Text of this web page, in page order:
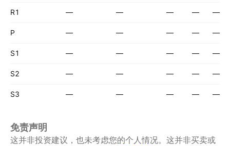
R1 — — — — —
P — — — — —
S1 — — — — —
S2 — — — — —
S3 — — — — —
免责声明
这并非投资建议，也未考虑您的个人情况。这并非买卖或